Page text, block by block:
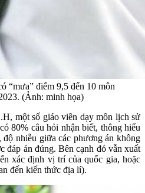
“mưa” điểm 9,5 đến 10 môn
(Ảnh: minh họa)
một số giáo viên dạy môn lịch sử
80% câu hỏi nhận biết, thông hiểu
nhiễu giữa các phương án không
đáp án đúng. Bên cạnh đó vẫn xuất
xác định vị trí của quốc gia, hoặc
đến kiến thức địa lí).